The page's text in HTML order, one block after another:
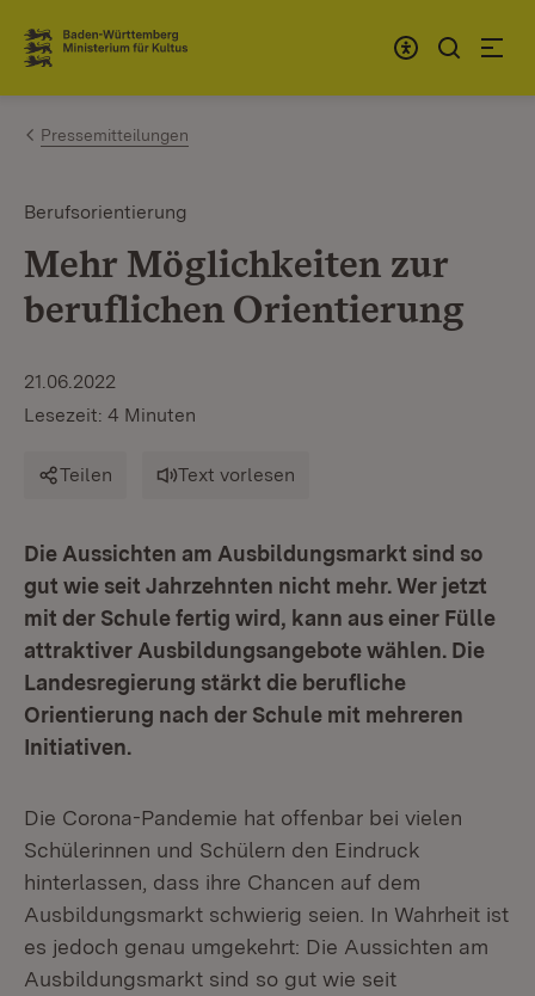
Zum Inhalt springen
Link zur Startseite
Pressemitteilungen
Berufsorientierung
Mehr Möglichkeiten zur
beruflichen Orientierung
21.06.2022
Lesezeit: 4 Minuten
Teilen Text vorlesen
Die Aussichten am Ausbildungsmarkt sind so
gut wie seit Jahrzehnten nicht mehr. Wer jetzt
mit der Schule fertig wird, kann aus einer Fülle
attraktiver Ausbildungsangebote wählen. Die
Landesregierung stärkt die berufliche
Orientierung nach der Schule mit mehreren
Initiativen.
Die Corona-Pandemie hat offenbar bei vielen
Schülerinnen und Schülern den Eindruck
hinterlassen, dass ihre Chancen auf dem
Ausbildungsmarkt schwierig seien. In Wahrheit ist
es jedoch genau umgekehrt: Die Aussichten am
Ausbildungsmarkt sind so gut wie seit